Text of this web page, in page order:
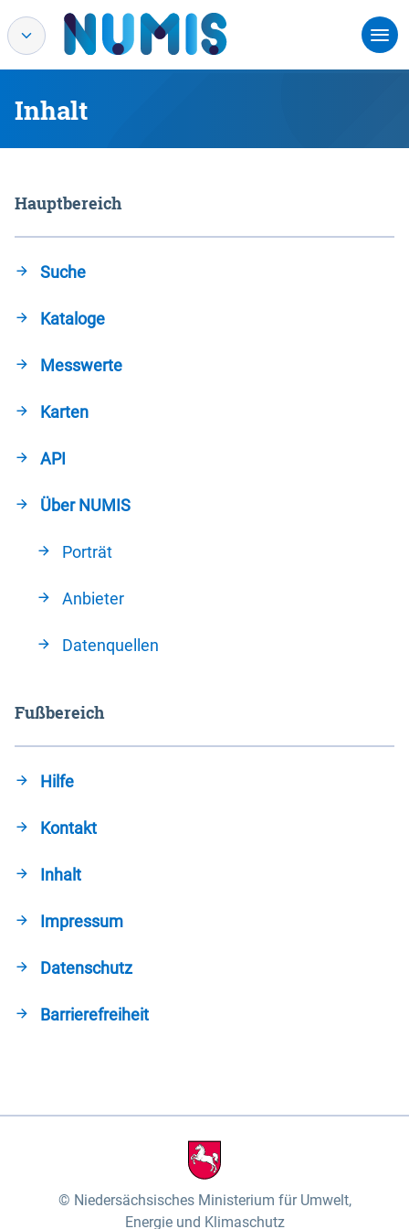
Inhalt
Hauptbereich
Suche
Kataloge
Messwerte
Karten
API
Über NUMIS
Porträt
Anbieter
Datenquellen
Fußbereich
Hilfe
Kontakt
Inhalt
Impressum
Datenschutz
Barrierefreiheit
Niedersächsisches Ministerium für Umwelt,
Energie und Klimaschutz